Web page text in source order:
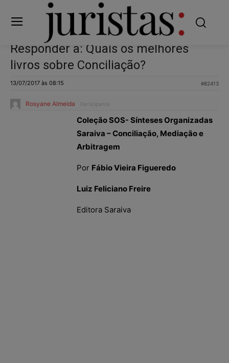
Responder a: Quais os melhores
livros sobre Conciliação?
13/07/2017 às 08:15 #82413
Rosyane Almeida Participante
Coleção SOS- Sínteses Organizadas
Saraiva – Conciliação, Mediação e
Arbitragem
Por Fábio Vieira Figueredo
Luiz Feliciano Freire
Editora Saraiva